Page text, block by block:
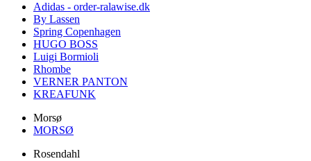
Adidas - order-ralawise.dk
By Lassen
Spring Copenhagen
HUGO BOSS
Luigi Bormioli
Rhombe
VERNER PANTON
KREAFUNK
Morsø
MORSØ
Rosendahl